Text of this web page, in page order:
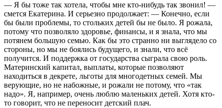
— Я бы тоже так хотела, чтобы мне кто-нибудь так звонил! —
смется Екатерина. И серьезно продолжает: — Конечно, если
бы были проблемы, то стольких детей бы не было. Я рожала,
потому что позволяло здоровье, финансы, и я знала, что мы
потянем большую семью. Как бы это странно ни выглядело со
стороны, но мы не боялись будущего, и знали, что всё
получится. И поддержка от государства сыграла свою роль.
Материнский капитал, выплаты, которые позволяют
находиться в декрете, льготы для многодетных семей. Мы
верующие, но не набожные, и рожали не потому, что «так
надо». Я, например, очень люблю маленьких детей. Хотя кто-
то говорит, что не переносит детский плач.